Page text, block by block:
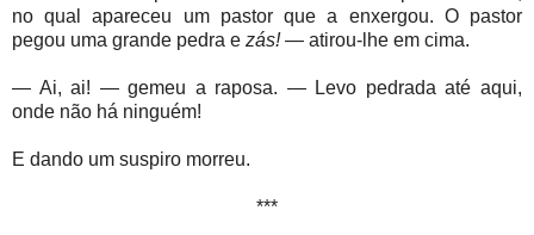
no qual apareceu um pastor que a enxergou. O pastor
pegou uma grande pedra e zás!— atirou-lhe em cima.
— Ai, ai! — gemeu a raposa. — Levo pedrada até aqui,
onde não há ninguém!
E dando um suspiro morreu.
***